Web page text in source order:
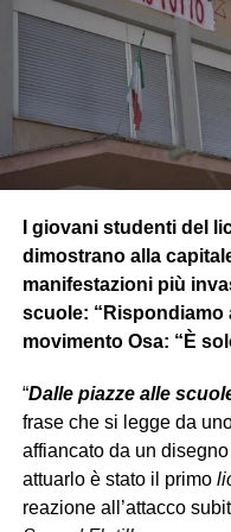
pagò uncaro prezzo: la
dellapropria . Dopo
alla fine della guerra,
sconfitto, ma nota che il
lasciato.
team dello S.H.I.E.L.D
condurrà in diverse
queste però si rende
(Vedova Nera), che
cospirazione interna, e
S.H.I.E.L.D, rivelando
manipolatogli eventi
decenni.
I giovani studenti del
dimostrano alla
manifestazioni più
scuole: “Rispondiamo
movimento Osa: “È
“Dalle piazze alle
frase che si legge da
affiancato da un
attuarlo è stato il primo
reazione all’attacco